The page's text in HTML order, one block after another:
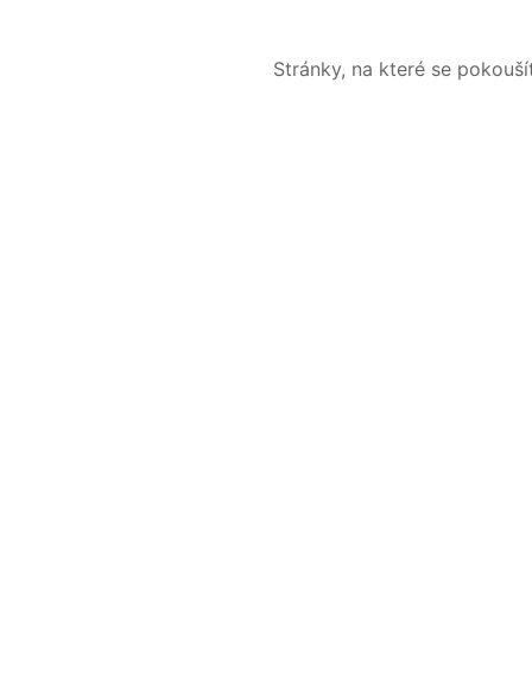
Stránky, na které se